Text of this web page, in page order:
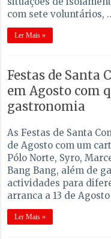
com sete voluntários,
Ler Mais »
Festas de Santa
em Agosto com
gastronomia
As Festas de Santa
de Agosto com um
Pólo Norte, Syro,
Bang Bang, além de
actividades para
arranca a 13 de
Ler Mais »